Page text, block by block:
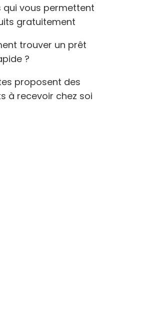
qui vous permettent
gratuitement
trouver un prêt
?
proposent des
à recevoir chez soi